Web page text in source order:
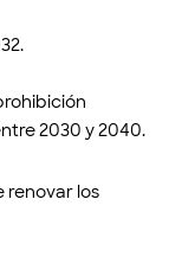
2030 y 2040.
renovar los